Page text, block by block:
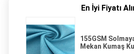
En İyi Fiyatı
155GSM
Mekan Kumaş